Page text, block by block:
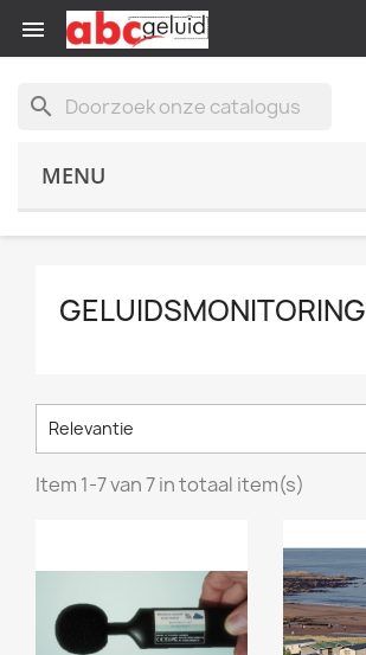

search
MENU
GELUIDSMONITORING
Relevantie
Item 1-7 van 7 in totaal item(s)